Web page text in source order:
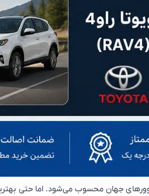
جهان محسوب می‌شود. اما حتی